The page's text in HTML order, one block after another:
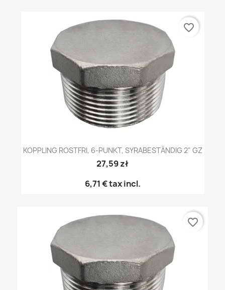
KOPPLING ROSTFRI, 6-PUNKT, SYRABESTÄNDIG 2" GZ
27,59 zł
6,71 €tax incl.
favorite_border
favorite_border